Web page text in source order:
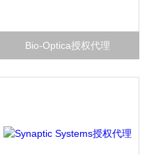
Bio-Optica授权代理